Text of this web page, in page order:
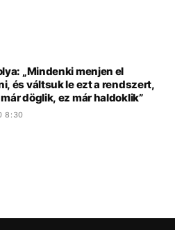
„Mindenki menjen el
és váltsuk le ezt a rendszert,
döglik, ez már haldoklik”
8:30